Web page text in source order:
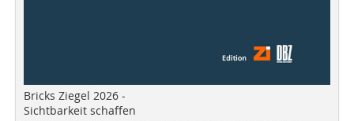
Bricks Ziegel 2026 -
Sichtbarkeit schaffen